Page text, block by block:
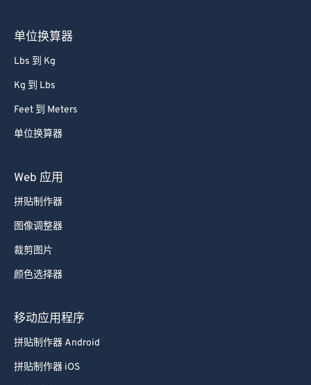
单位换算器
Lbs 到 Kg
Kg 到 Lbs
Feet 到 Meters
单位换算器
Web 应用
拼贴制作器
图像调整器
裁剪图片
颜色选择器
移动应用程序
拼贴制作器 Android
拼贴制作器 iOS